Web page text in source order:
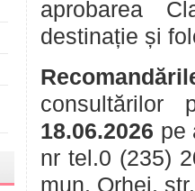
aprobarea
destinație și
18.06.2026 pe
nr tel.0 (235)
mun. Orhei,